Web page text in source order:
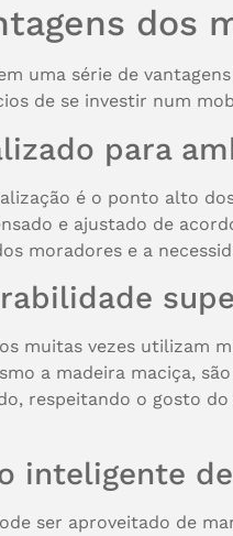
dos
uma série de
de se investir num
para
é o ponto alto
e ajustado de
moradores e a
muitas vezes utilizam
a madeira maciça,
respeitando o gosto
inteligente
ser aproveitado de